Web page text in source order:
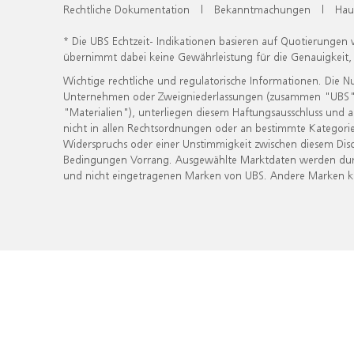
Rechtliche Dokumentation | Bekanntmachungen |
* Die UBS Echtzeit- Indikationen basieren auf
übernimmt dabei keine Gewährleistung für die
Wichtige rechtliche und regulatorische Informationen. Die
Unternehmen oder Zweigniederlassungen (zusammen
"Materialien"), unterliegen diesem Haftungsausschluss
nicht in allen Rechtsordnungen oder an bestimmte
Widerspruchs oder einer Unstimmigkeit zwischen diesem
Bedingungen Vorrang. Ausgewählte Marktdaten werden
und nicht eingetragenen Marken von UBS. Andere Marken